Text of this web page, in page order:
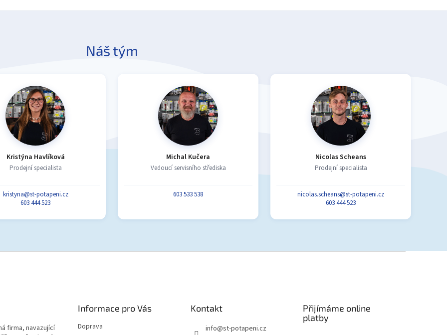
y
Náš tým
Kristýna Havlíková
Prodejní specialista
kristyna@st-potapeni.cz
603 444 523
Michal Kučera
Vedoucí servisního střediska
603 533 538
Nicolas Scheans
Prodejní specialista
nicolas.scheans@st-potapeni.cz
603 444 523
firma, navazující
Informace pro Vás
Doprava
Kontakt
info@st-potapeni.cz
Přijímáme online
platby